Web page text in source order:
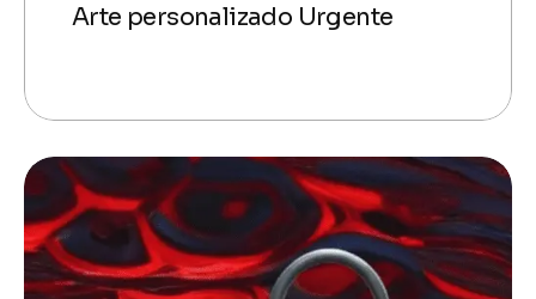
Arte personalizado Urgente